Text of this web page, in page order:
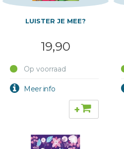
LUISTER JE MEE?
19,90
Op voorraad
+